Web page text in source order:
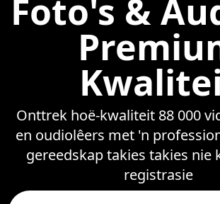
Foto's &
Onttrek hoë-kwaliteit 88 000
en oudiolêers met 'n
gereedskap takies takies nie
registrasie